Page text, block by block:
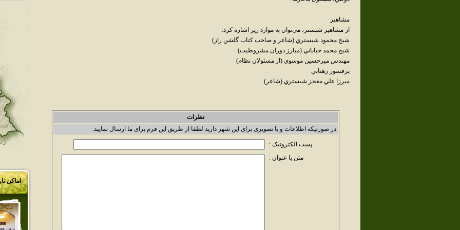
اماکن
مشاهير
از مشاهير شبستر، مي‌توان به موارد زير اشاره کرد:
شيخ محمود شبستري (شاعر و صاحب کتاب گلشن راز)
شيخ محمد خياباني (مبارز دوران مشروطيت)
مهندس ميرحسين موسوي (از مسئولان نظام)
پرفسور زهتابي
ميرزا علي معجز شبستري (شاعر)
نظرات
در صورتیکه اطلاعات و یا تصویری برای این شهر دارید لطفا از طریق این فرم برای ما ارسال نمایید.
پست الکترونیک :
متن یا عنوان :